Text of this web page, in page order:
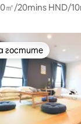
㎡/20mins HND/
гостите
гостите